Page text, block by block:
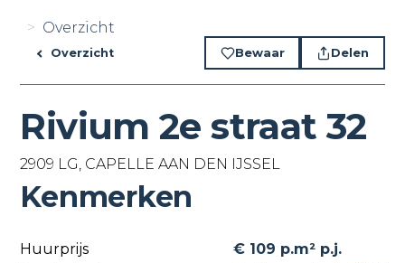
Overzicht
Overzicht Bewaar Delen
Rivium 2e straat 32
2909 LG, CAPELLE AAN DEN IJSSEL
Kenmerken
Huurprijs
€ 109 p.m² p.j.